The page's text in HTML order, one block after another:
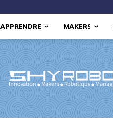
APPRENDRE MAKERS